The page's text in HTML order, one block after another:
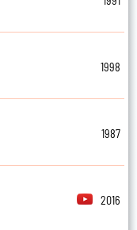
1998
1987
2016